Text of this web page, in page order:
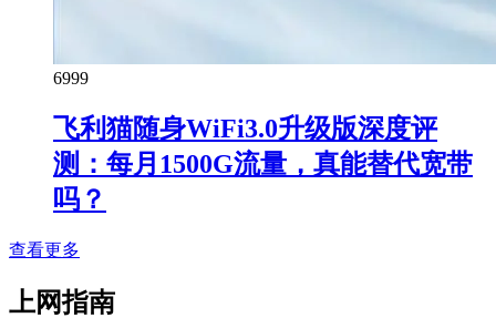
6999
飞利猫随身WiFi3.0升级版深度评
测：每月1500G流量，真能替代宽带
吗？
查看更多
上网指南